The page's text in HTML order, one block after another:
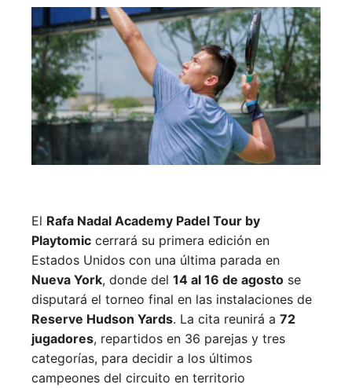
El Rafa Nadal Academy Padel Tour by
Playtomic cerrará su primera edición en
Estados Unidos con una última parada en
Nueva York, donde del 14 al 16 de agosto se
disputará el torneo final en las instalaciones de
Reserve Hudson Yards. La cita reunirá a 72
jugadores, repartidos en 36 parejas y tres
categorías, para decidir a los últimos
campeones del circuito en territorio